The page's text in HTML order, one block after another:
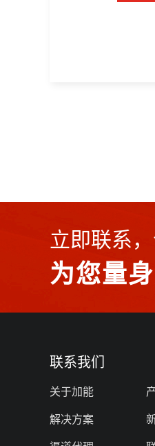
立即联系
为您量
联系我们
关于加能
解决方案